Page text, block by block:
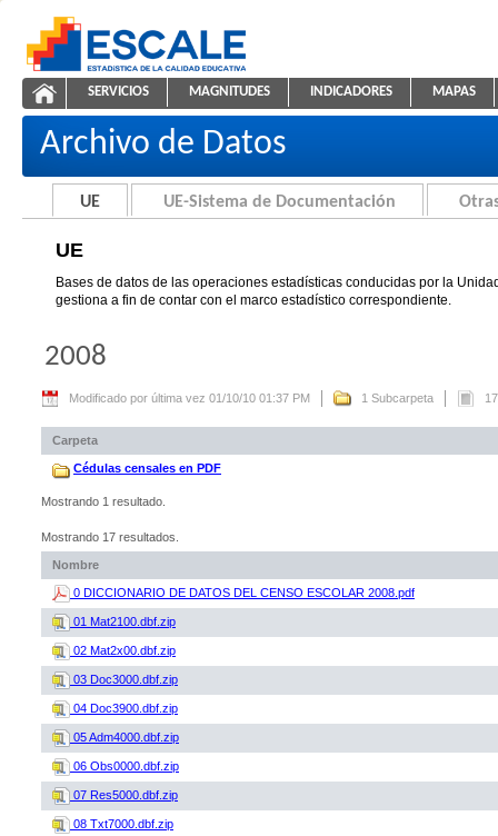
ESCALE - Unidad de Estadística Educativa
UE
NAVEGACIÓN
SERVICIOS MAGNITUDES INDICADORES MAPAS
Archivo de Datos
UE UE-Sistema de Documentación
UE
Bases de datos de las operaciones estadísticas conducidas por la
gestiona a fin de contar con el marco estadístico correspondiente.
2008
Modificado por última vez 01/10/10 01:37 PM 1 Subcarpeta
Carpeta
Cédulas censales en PDF
Mostrando 1 resultado.
Mostrando 17 resultados.
Nombre
0 DICCIONARIO DE DATOS DEL CENSO ESCOLAR 2008.pdf
01 Mat2100.dbf.zip
02 Mat2x00.dbf.zip
03 Doc3000.dbf.zip
04 Doc3900.dbf.zip
05 Adm4000.dbf.zip
06 Obs0000.dbf.zip
07 Res5000.dbf.zip
08 Txt7000.dbf.zip